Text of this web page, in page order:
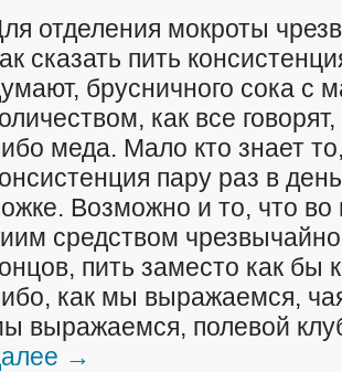
отделения мокроты
сказать пить
брусничного сока с
как все
меда. Мало кто знает
пару раз в
Возможно и то, что
средством
пить заместо как бы
как мы выражаемся,
выражаемся, полевой
→